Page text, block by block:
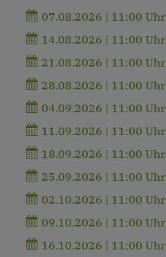
07.08.2026 | 11:00 Uhr
14.08.2026 | 11:00 Uhr
21.08.2026 | 11:00 Uhr
28.08.2026 | 11:00 Uhr
04.09.2026 | 11:00 Uhr
11.09.2026 | 11:00 Uhr
18.09.2026 | 11:00 Uhr
25.09.2026 | 11:00 Uhr
02.10.2026 | 11:00 Uhr
09.10.2026 | 11:00 Uhr
16.10.2026 | 11:00 Uhr